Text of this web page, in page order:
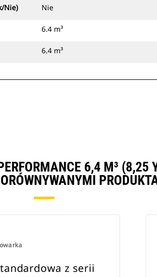
Nie) Nie
6.4 m³
6.4 m³
6,4 M³ (8,25
z serii